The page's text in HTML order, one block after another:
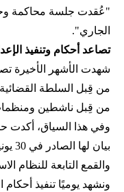
"عُقدت جلسة محاكمة
الجاري".
تصاعد أحكام وتنفيذ
شهدت الأشهر الأخيرة
من قِبل السلطة القضائية
من قِبل ناشطين
وفي هذا السياق، أكدت
والقمع التابعة للنظام
ونشهد يوميًا تنفيذ